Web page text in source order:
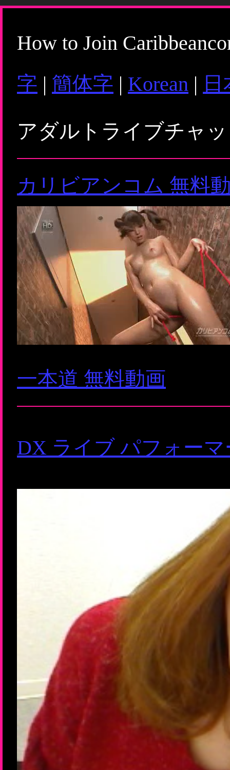
How to Join
字 | 簡体字 | Korean |
アダルトライブチャ
カリビアンコム 無料
一本道 無料動画
DX ライブ パフォー